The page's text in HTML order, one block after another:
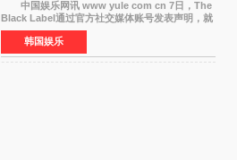
中国娱乐网讯 www yule com cn 7日，The
Black Label通过官方社交媒体账号发表声明，就
近期网络上关于ROS&Eacute;个人行程及是否参
加BLACKPINK出道纪念活动的种种猜测作出正
式回应。 Th
韩国娱乐